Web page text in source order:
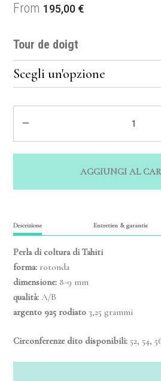
From 195,00 €
Tour de doigt
AGGIUNGI AL
Descrizione Entretien & garantie
Perla di coltura di Tahiti
forma: rotonda
dimensione: 8-9 mm
qualità: A/B
argento 925 rodiato 3,25 grammi
Circonferenze dito disponibili: 52, 54,